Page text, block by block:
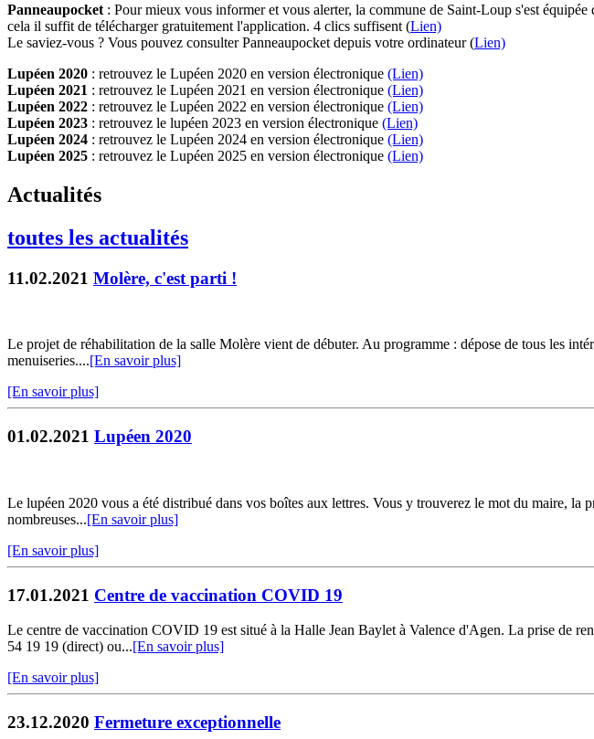
Panneaupocket : Pour mieux vous informer et vous alerter, la commune de Saint-Loup s'est
cela il suffit de télécharger gratuitement l'application. 4 clics suffisent (Lien)
Le saviez-vous ? Vous pouvez consulter Panneaupocket depuis votre ordinateur (Lien)
Lupéen 2020 : retrouvez le Lupéen 2020 en version électronique (Lien)
Lupéen 2021 : retrouvez le Lupéen 2021 en version électronique (Lien)
Lupéen 2022 : retrouvez le Lupéen 2022 en version électronique (Lien)
Lupéen 2023 : retrouvez le lupéen 2023 en version électronique (Lien)
Lupéen 2024 : retrouvez le Lupéen 2024 en version électronique (Lien)
Lupéen 2025 : retrouvez le Lupéen 2025 en version électronique (Lien)
Actualités
toutes les actualités
11.02.2021 Molère, c'est parti !
Le projet de réhabilitation de la salle Molère vient de débuter. Au programme : dépose de tous les
menuiseries....[En savoir plus]
[En savoir plus]
01.02.2021 Lupéen 2020
Le lupéen 2020 vous a été distribué dans vos boîtes aux lettres. Vous y trouverez le mot du maire,
nombreuses...[En savoir plus]
[En savoir plus]
17.01.2021 Centre de vaccination COVID 19
Le centre de vaccination COVID 19 est situé à la Halle Jean Baylet à Valence d'Agen. La prise de
54 19 19 (direct) ou...[En savoir plus]
[En savoir plus]
23.12.2020 Fermeture exceptionnelle